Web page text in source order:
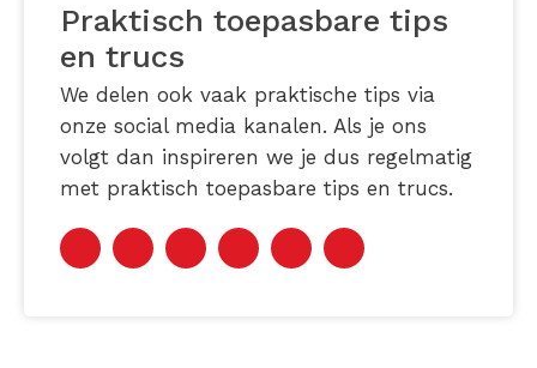
Praktisch toepasbare tips
en trucs
We delen ook vaak praktische tips via
onze social media kanalen. Als je ons
volgt dan inspireren we je dus regelmatig
met praktisch toepasbare tips en trucs.